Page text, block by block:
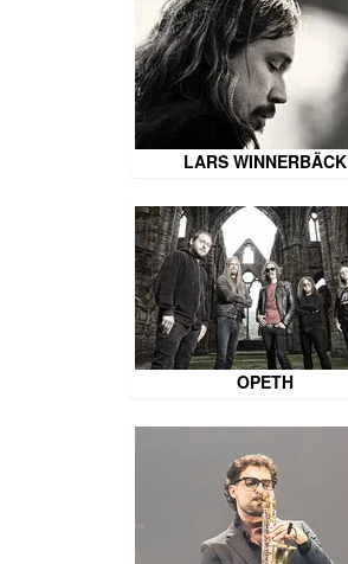
LARS WINNERBÄCK
OPETH